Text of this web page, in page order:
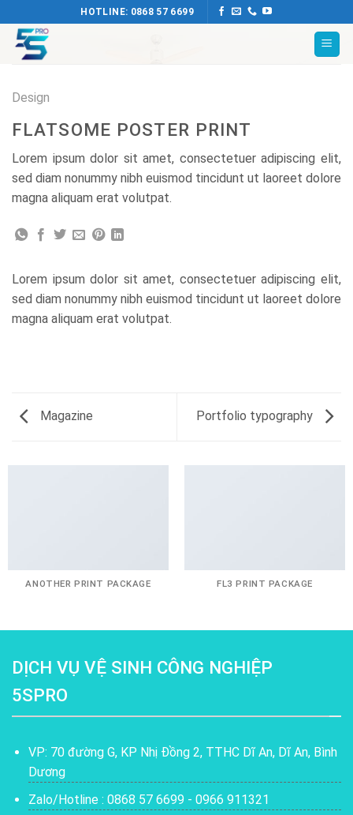
đến
HOTLINE: 0868 57 6699
Design
FLATSOME POSTER PRINT
Lorem ipsum dolor sit amet, consectetuer adipiscing elit,
sed diam nonummy nibh euismod tincidunt ut laoreet dolore
magna aliquam erat volutpat.
Lorem ipsum dolor sit amet, consectetuer adipiscing elit,
sed diam nonummy nibh euismod tincidunt ut laoreet dolore
magna aliquam erat volutpat.
Magazine Portfolio typography
ANOTHER PRINT PACKAGE FL3 PRINT PACKAGE
DỊCH VỤ VỆ SINH CÔNG NGHIỆP
5SPRO
VP: 70 đường G, KP Nhị Đồng 2, TTHC Dĩ An, Dĩ An, Bình
Dương
Zalo/Hotline : 0868 57 6699 - 0966 911321